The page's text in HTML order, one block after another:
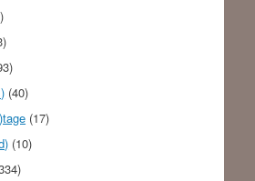
(40)
(17)
(10)